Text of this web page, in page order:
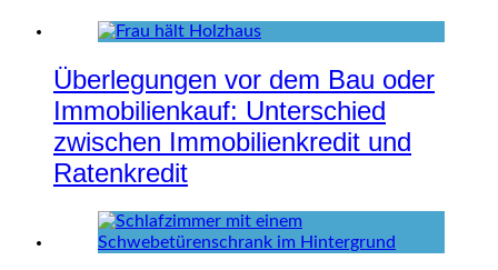
Überlegungen vor dem Bau oder
Immobilienkauf: Unterschied
zwischen Immobilienkredit und
Ratenkredit